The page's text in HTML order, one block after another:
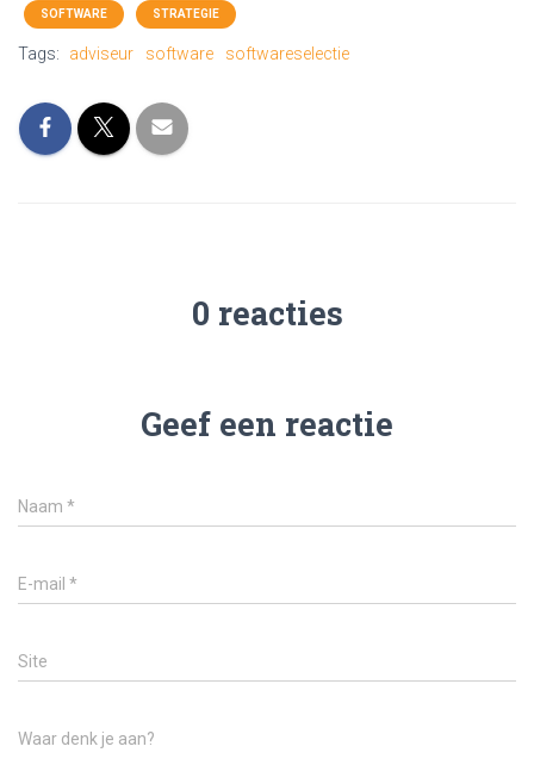
SOFTWARE STRATEGIE
Tags: adviseur software softwareselectie
0 reacties
Geef een reactie
Naam *
E-mail *
Site
Waar denk je aan?